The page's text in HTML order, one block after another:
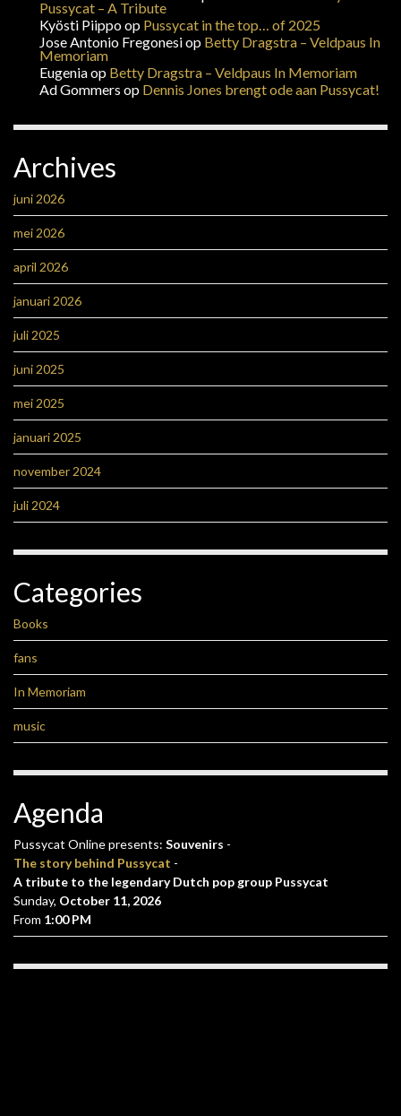
Pussycat – A Tribute
Kyösti Piippoop Pussycat in the top… of 2025
Jose Antonio Fregonesiop Betty Dragstra – Veldpaus In
Memoriam
Eugeniaop Betty Dragstra – Veldpaus In Memoriam
Ad Gommers op Dennis Jones brengt ode aan Pussycat!
Archives
juni 2026
mei 2026
april 2026
januari 2026
juli 2025
juni 2025
mei 2025
januari 2025
november 2024
juli 2024
Categories
Books
fans
In Memoriam
music
Agenda
Pussycat Online presents: Souvenirs -
The story behind Pussycat -
A tribute to the legendary Dutch pop group Pussycat
Sunday, October 11, 2026
From 1:00 PM